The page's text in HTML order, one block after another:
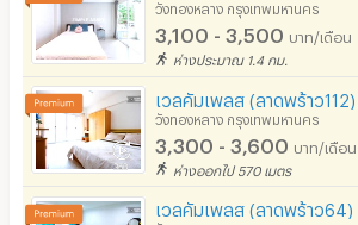
วังทองหลาง กรุงเทพมหานคร
3,100 - 3,500 บาท/เดือน
ห่างประมาณ 1.4 กม.
วังทองหลาง กรุงเทพมหานคร
3,300 - 3,600 บาท/เดือน
ห่างออกไป 570 เมตร